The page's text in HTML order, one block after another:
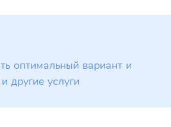
оптимальный вариант и
другие услуги